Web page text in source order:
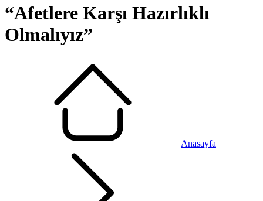
“Afetlere Karşı Hazırlıklı
Olmalıyız”
Anasayfa